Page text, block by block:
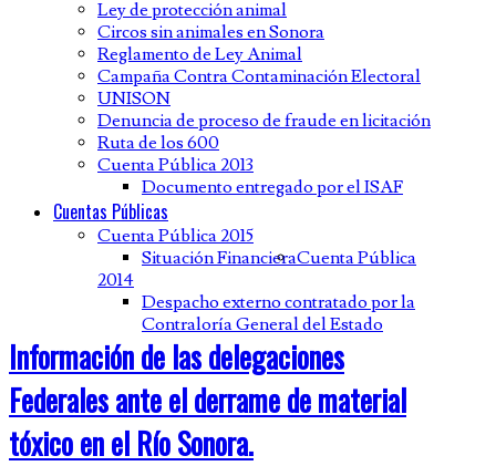
Ley de protección animal
Circos sin animales en Sonora
Reglamento de Ley Animal
Campaña Contra Contaminación Electoral
UNISON
Denuncia de proceso de fraude en licitación
Ruta de los 600
Cuenta Pública 2013
Documento entregado por el ISAF
Cuentas Públicas
Cuenta Pública 2015
Situación FinancieraCuenta Pública
2014
Despacho externo contratado por la
Contraloría General del Estado
Información de las delegaciones
Federales ante el derrame de material
tóxico en el Río Sonora.